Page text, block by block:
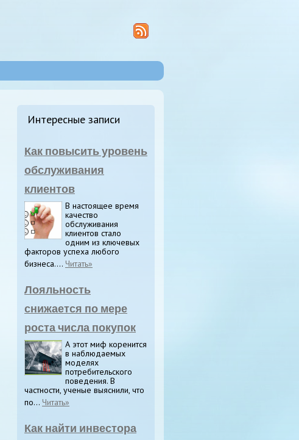
Интересные записи
Как повысить уровень
обслуживания
клиентов
В настоящее время
качество
обслуживания
клиентов стало
одним из ключевых
факторов успеха любого
бизнеса.... Читать»
Лояльность
снижается по мере
роста числа покупок
А этот миф коренится
в наблюдаемых
моделях
потребительского
поведения. В
частности, ученые выяснили, что
по... Читать»
Как найти инвестора